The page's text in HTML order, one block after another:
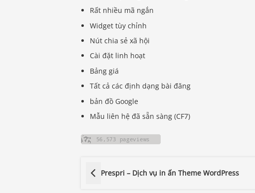
Rất nhiều mã ngắn
Widget tùy chỉnh
Nút chia sẻ xã hội
Cài đặt linh hoạt
Bảng giá
Tất cả các định dạng bài đăng
bản đồ Google
Mẫu liên hệ đã sẵn sàng (CF7)
Prespri – Dịch vụ in ấn Theme WordPress